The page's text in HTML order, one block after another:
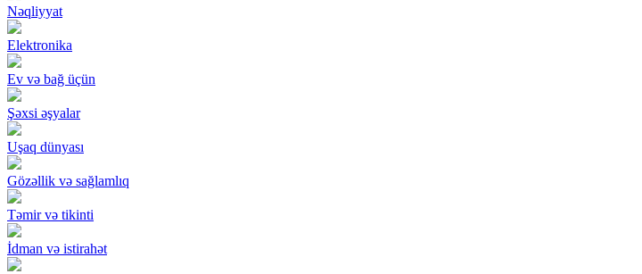
Nəqliyyat
Elektronika
Ev və bağ üçün
Şəxsi əşyalar
Uşaq dünyası
Gözəllik və sağlamlıq
Təmir və tikinti
İdman və istirahət